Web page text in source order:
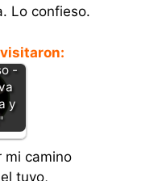
Lo confieso.
-
y
mi camino
tuyo,